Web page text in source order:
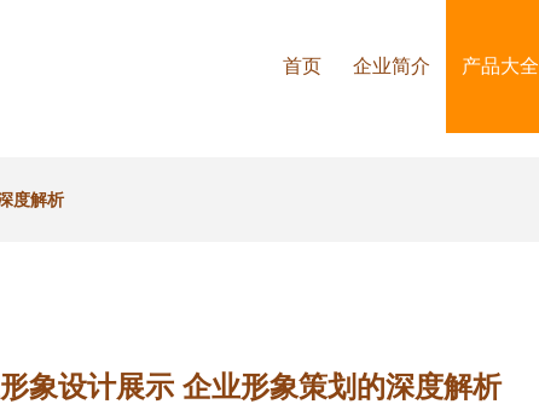
首页 企业简介 产品大全
度解析
象设计展示 企业形象策划的深度解析